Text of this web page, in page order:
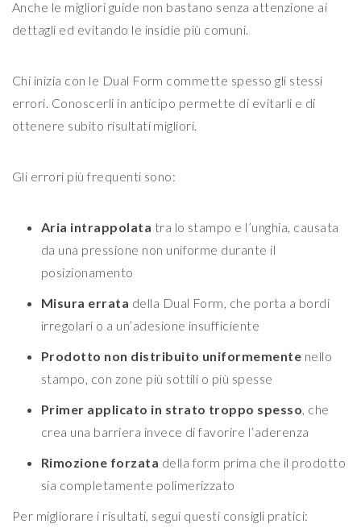
Anche le migliori guide non bastano senza attenzione ai
dettagli ed evitando le insidie più comuni.
Chi inizia con le Dual Form commette spesso gli stessi
errori. Conoscerli in anticipo permette di evitarli e di
ottenere subito risultati migliori.
Gli errori più frequenti sono:
Aria intrappolata tra lo stampo e l’unghia, causata
da una pressione non uniforme durante il
posizionamento
Misura errata della Dual Form, che porta a bordi
irregolari o a un’adesione insufficiente
Prodotto non distribuito uniformemente nello
stampo, con zone più sottili o più spesse
Primer applicato in strato troppo spesso, che
crea una barriera invece di favorire l’aderenza
Rimozione forzata della form prima che il prodotto
sia completamente polimerizzato
Per migliorare i risultati, segui questi consigli pratici: